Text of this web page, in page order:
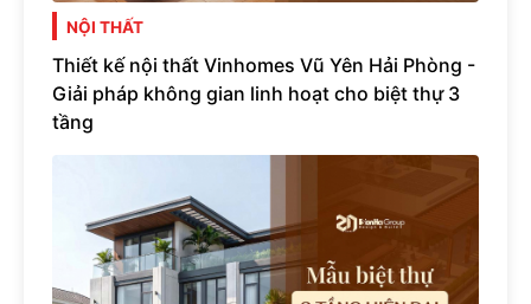
NỘI THẤT
Thiết kế nội thất Vinhomes Vũ Yên Hải Phòng -
Giải pháp không gian linh hoạt cho biệt thự 3
tầng